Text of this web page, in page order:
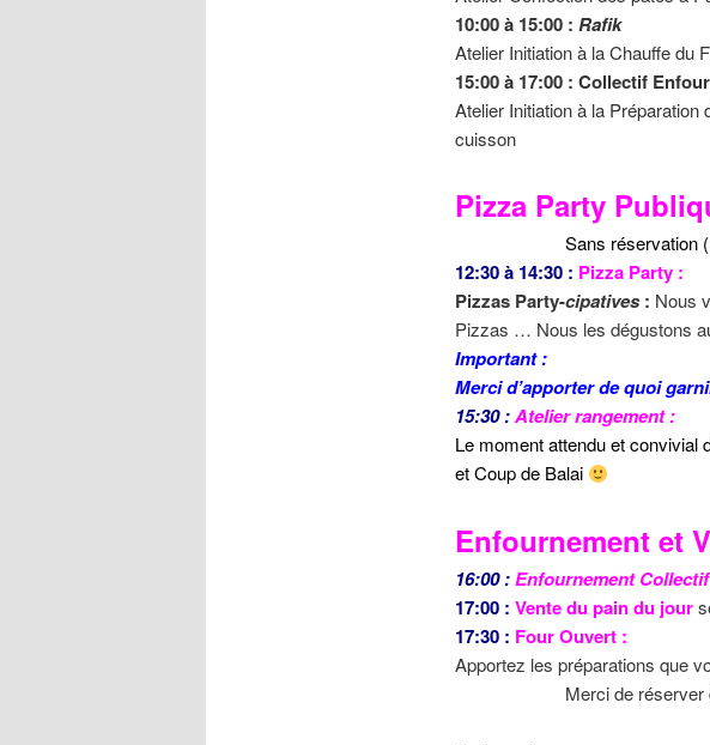
10:00 à 15:00 : Rafik
Atelier Initiation à la Chauffe du
15:00 à 17:00 : Collectif
Atelier Initiation à la
cuisson
Pizza Party
Sans réservation (
12:30 à 14:30 : Pizza Party :
Pizzas Party-cipatives: Nous
Pizzas … Nous les dégustons
Important :
Merci d’apporter de quoi
15:30 :Atelier rangement :
Le moment attendu et convivial
et Coup de Balai
Enfournement et
16:00 :Enfournement
17:00 : Vente du pain du jour
17:30 : Four Ouvert :
Apportez les préparations que
Merci de réserver